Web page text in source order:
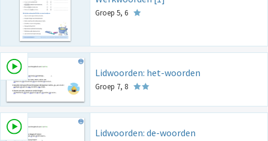
Groep 5, 6
Lidwoorden: het-woorden
Groep 7, 8
Lidwoorden: de-woorden